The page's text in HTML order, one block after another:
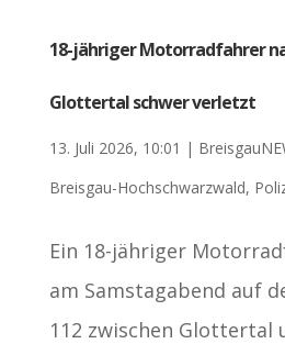
18-jähriger Motorradfahrer
Glottertal schwer verletzt
13. Juli 2026, 10:01 |
Breisgau-Hochschwarzwald,
Ein 18-jähriger
am Samstagabend auf
112 zwischen Glottertal